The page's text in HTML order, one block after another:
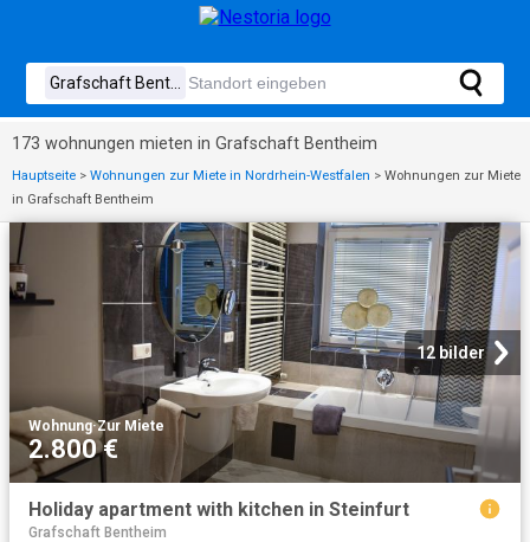
173 wohnungen mieten in Grafschaft Bentheim
Hauptseite > Wohnungen zur Miete in Nordrhein-Westfalen > Wohnungen zur Miete
in Grafschaft Bentheim
12 bilder
Wohnung·Zur Miete
2.800 €
Holiday apartment with kitchen in Steinfurt
Grafschaft Bentheim